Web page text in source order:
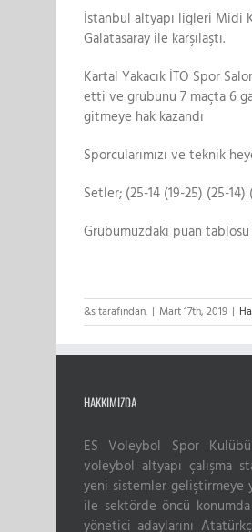
İstanbul altyapı ligleri Midi
Galatasaray ile karşılaştı.
Kartal Yakacık İTO Spor
etti ve grubunu 7 maçta 6
gitmeye hak kazandı
Sporcularımızı ve teknik
Setler; (25-14 (19-25) (25-14)
Grubumuzdaki puan
&s tarafından. | Mart 17th, 2019 |
HAKKIMIZDA
ES Voleybol Spor
voleybol altyapı çalışma
yeni sistemler geliştirmeye
ile sektörde öncü
yönetici adaylarını